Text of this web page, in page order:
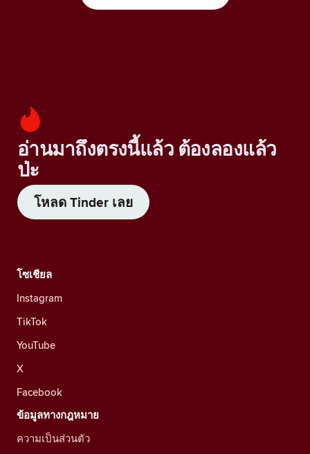
อ่านมาถึงตรงนี้แล้ว ต้องลองแล้ว
ป่ะ
โหลด Tinder เลย
โซเชียล
Instagram
TikTok
YouTube
X
Facebook
ข้อมูลทางกฎหมาย
ความเป็นส่วนตัว